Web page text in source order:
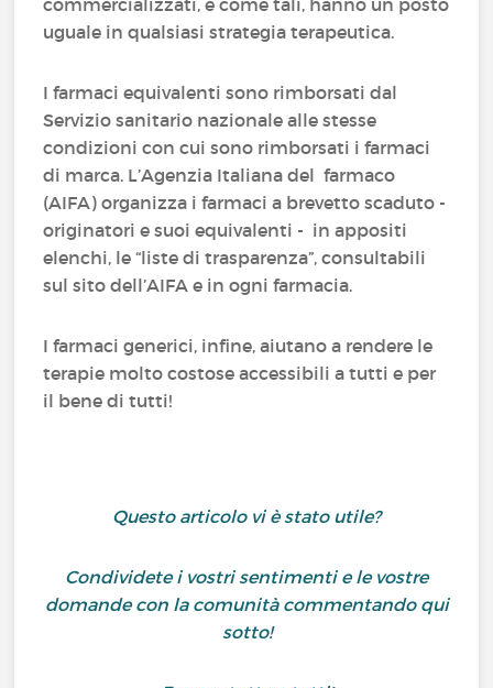
commercializzati, e come tali, hanno un posto
uguale in qualsiasi strategia terapeutica.
I farmaci equivalenti sono rimborsati dal
Servizio sanitario nazionale alle stesse
condizioni con cui sono rimborsati i farmaci
di marca. L’Agenzia Italiana del farmaco
(AIFA) organizza i farmaci a brevetto scaduto -
originatori e suoi equivalenti - in appositi
elenchi, le “liste di trasparenza”, consultabili
sul sito dell’AIFA e in ogni farmacia.
I farmaci generici, infine, aiutano a rendere le
terapie molto costose accessibili a tutti e per
il bene di tutti!
Questo articolo vi è stato utile?
Condividete i vostri sentimenti e le vostre
domande con la comunità commentando qui
sotto!